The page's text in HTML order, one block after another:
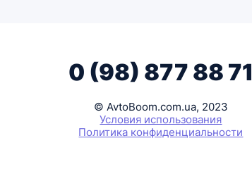
0 (98) 877 88 71
© AvtoBoom.com.ua, 2023
Условия использования
Политика конфиденциальности